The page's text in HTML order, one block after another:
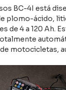
BC-4I está
plomo-ácido,
de 4 a 120 Ah.
motocicletas,